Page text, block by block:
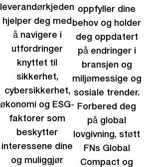
leverandørkjeden
hjelper deg med
å navigere i
utfordringer
knyttet til
sikkerhet,
cybersikkerhet,
økonomi og ESG-
faktorer som
beskytter
interessene dine
og muliggjør
oppfyller dine
behov og holder
deg oppdatert
på endringer i
bransjen og
miljømessige og
sosiale trender.
Forbered deg
på global
lovgivning, støtt
FNs Global
Compact og